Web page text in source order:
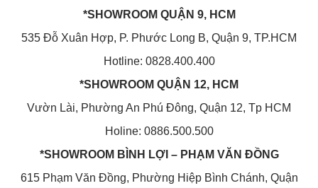
*SHOWROOM QUẬN 9, HCM
535 Đỗ Xuân Hợp, P. Phước Long B, Quận 9, TP.HCM
Hotline: 0828.400.400
*SHOWROOM QUẬN 12, HCM
Vườn Lài, Phường An Phú Đông, Quận 12, Tp HCM
Holine: 0886.500.500
*SHOWROOM BÌNH LỢI – PHẠM VĂN ĐỒNG
615 Phạm Văn Đồng, Phường Hiệp Bình Chánh, Quận